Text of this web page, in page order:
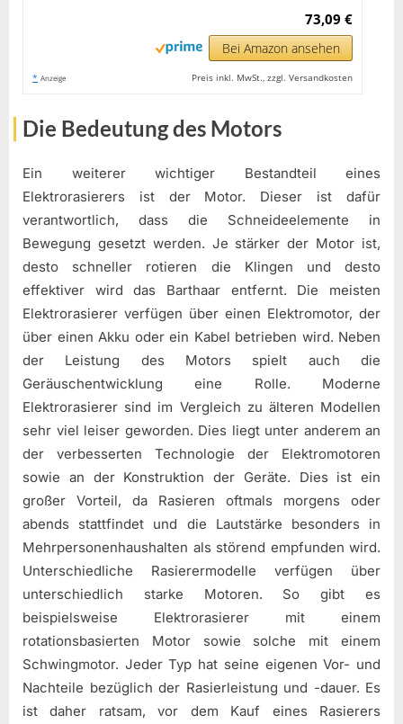
73,09 €
Bei Amazon ansehen
* Anzeige Preis inkl. MwSt., zzgl. Versandkosten
Die Bedeutung des Motors
Ein weiterer wichtiger Bestandteil eines
Elektrorasierers ist der Motor. Dieser ist dafür
verantwortlich, dass die Schneideelemente in
Bewegung gesetzt werden. Je stärker der Motor ist,
desto schneller rotieren die Klingen und desto
effektiver wird das Barthaar entfernt. Die meisten
Elektrorasierer verfügen über einen Elektromotor, der
über einen Akku oder ein Kabel betrieben wird. Neben
der Leistung des Motors spielt auch die
Geräuschentwicklung eine Rolle. Moderne
Elektrorasierer sind im Vergleich zu älteren Modellen
sehr viel leiser geworden. Dies liegt unter anderem an
der verbesserten Technologie der Elektromotoren
sowie an der Konstruktion der Geräte. Dies ist ein
großer Vorteil, da Rasieren oftmals morgens oder
abends stattfindet und die Lautstärke besonders in
Mehrpersonenhaushalten als störend empfunden wird.
Unterschiedliche Rasierermodelle verfügen über
unterschiedlich starke Motoren. So gibt es
beispielsweise Elektrorasierer mit einem
rotationsbasierten Motor sowie solche mit einem
Schwingmotor. Jeder Typ hat seine eigenen Vor- und
Nachteile bezüglich der Rasierleistung und -dauer. Es
ist daher ratsam, vor dem Kauf eines Rasierers